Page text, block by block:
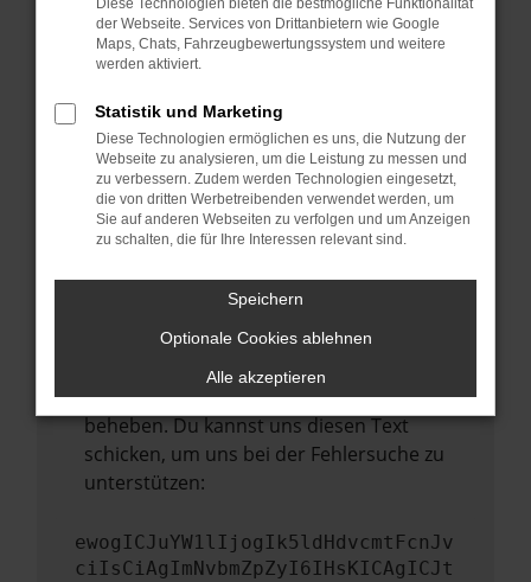
Starte dein Gerät neu.
Das kann manchmal helfen,
vorübergehende Probleme zu beheben.
Stelle sicher, dass dein Browser und dein
Betriebssystem auf dem neuesten Stand
sind.
Veraltete Software birgt nicht nur ein
Sicherheitsrisiko, sondern kann auch dazu
führen, dass bestimmte Funktionen nicht
mehr unterstützt werden.
Wende dich an den Webseitenbetreiber.
Wenn du alle oben genannten Schritte
versucht hast, kontaktiere uns bitte. Wir
werden versuchen, das Problem zu
beheben. Du kannst uns diesen Text
schicken, um uns bei der Fehlersuche zu
unterstützen:
ewogICJuYW1lIjogIk5ldHdvcmtFcnJv
ciIsCiAgImNvbmZpZyI6IHsKICAgICJt
Diese Technologien bieten die bestmögliche Funktionalität
der Webseite. Services von Drittanbietern wie Google
Maps, Chats, Fahrzeugbewertungssystem und weitere
werden aktiviert.
Statistik und Marketing
Diese Technologien ermöglichen es uns, die Nutzung der
Webseite zu analysieren, um die Leistung zu messen und
zu verbessern. Zudem werden Technologien eingesetzt,
die von dritten Werbetreibenden verwendet werden, um
Sie auf anderen Webseiten zu verfolgen und um Anzeigen
zu schalten, die für Ihre Interessen relevant sind.
Speichern
Optionale Cookies ablehnen
Alle akzeptieren